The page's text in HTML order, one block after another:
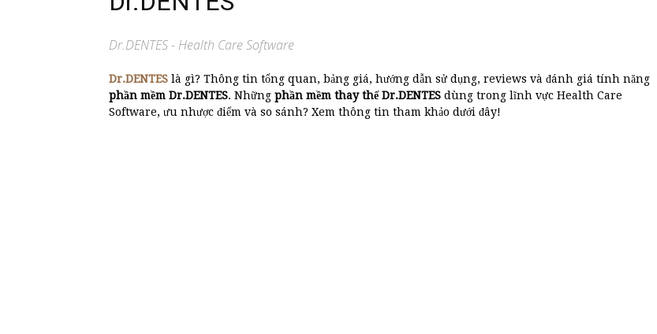
Dr.DENTES - Health Care Software
Dr.DENTES là gì? Thông tin tổng quan, bảng giá, hướng dẫn sử dụng, reviews và đánh giá tính năng
phần mềm Dr.DENTES. Những phần mềm thay thế Dr.DENTES dùng trong lĩnh vực Health Care
Software, ưu nhược điểm và so sánh? Xem thông tin tham khảo dưới đây!